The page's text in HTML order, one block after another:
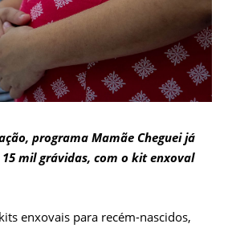
programa Mamãe Cheguei já
mil grávidas, com o kit enxoval
enxovais para recém-nascidos,